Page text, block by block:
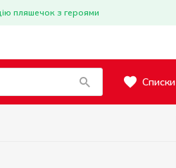
пляшечок з героями
Списки